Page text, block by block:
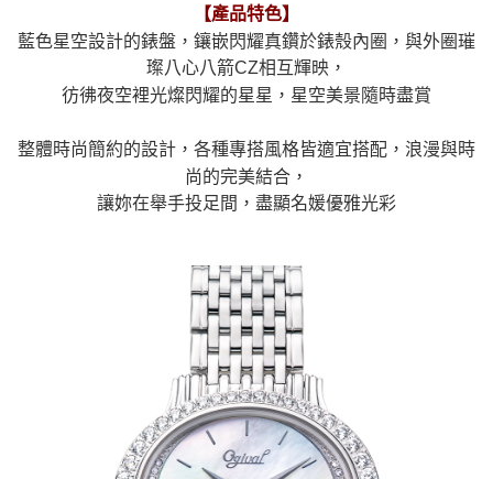
【產品特色】
藍色星空設計的錶盤， 鑲嵌閃耀真鑽於錶殼內圈 ，與外圈璀
璨八心八箭CZ相互輝映，
彷彿夜空裡光燦閃耀的星星，星空美景隨時盡賞
整體時尚簡約的設計，各種專搭風格皆適宜搭配，浪漫與時
尚的完美結合，
讓妳在舉手投足間，盡顯名媛優雅光彩